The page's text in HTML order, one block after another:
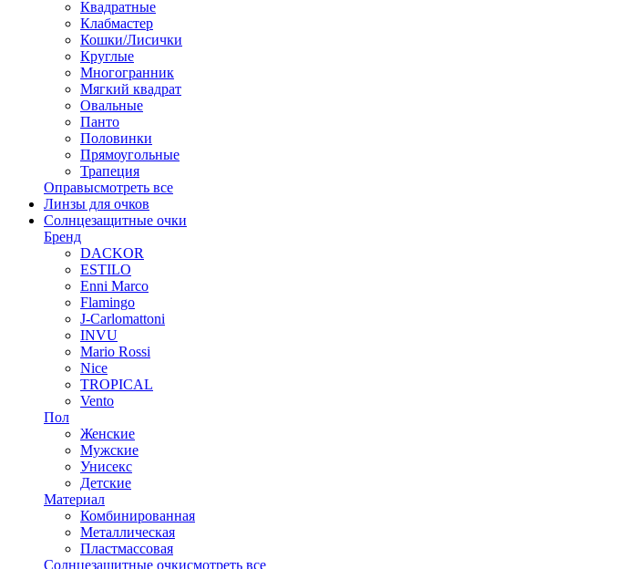
Квадратные
Клабмастер
Кошки/Лисички
Круглые
Многогранник
Мягкий квадрат
Овальные
Панто
Половинки
Прямоугольные
Трапеция
Оправысмотреть все
Линзы для очков
Солнцезащитные очки
Бренд
DACKOR
ESTILO
Enni Marco
Flamingo
J-Carlomattoni
INVU
Mario Rossi
Nice
TROPICAL
Vento
Пол
Женские
Мужские
Унисекс
Детские
Материал
Комбинированная
Металлическая
Пластмассовая
Солнцезащитные очкисмотреть все